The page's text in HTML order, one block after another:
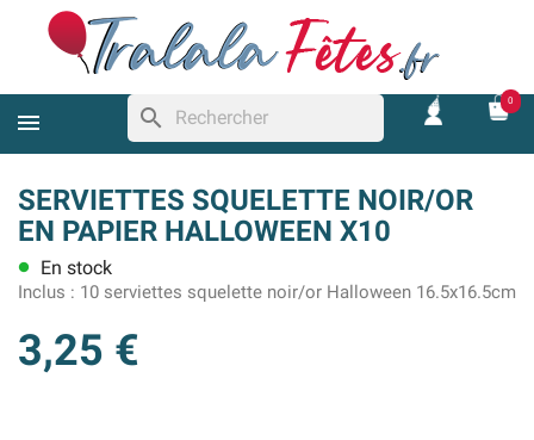
search
0
SERVIETTES SQUELETTE NOIR/OR
EN PAPIER HALLOWEEN X10
lens En stock
Inclus : 10 serviettes squelette noir/or Halloween 16.5x16.5cm
3,25 €